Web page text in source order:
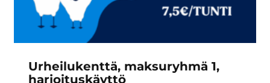
Urheilukenttä, maksuryhmä 1,
harjoituskäyttö